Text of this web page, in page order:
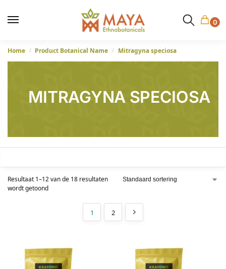
0
Home / Product Botanical Name / Mitragyna speciosa
MITRAGYNA SPECIOSA
Resultaat 1–12 van de 18 resultaten
wordt getoond
1 2